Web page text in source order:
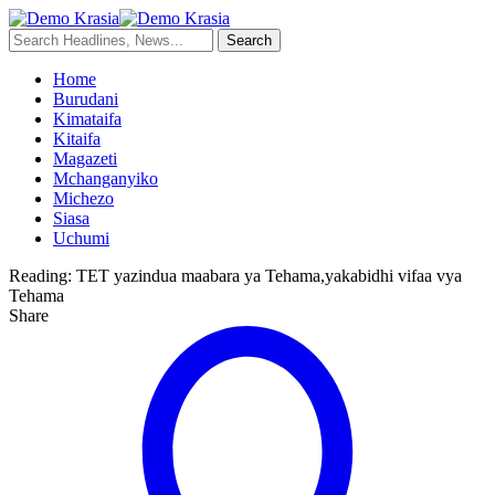
Home
Burudani
Kimataifa
Kitaifa
Magazeti
Mchanganyiko
Michezo
Siasa
Uchumi
Reading: TET yazindua maabara ya Tehama,yakabidhi vifaa vya
Tehama
Share